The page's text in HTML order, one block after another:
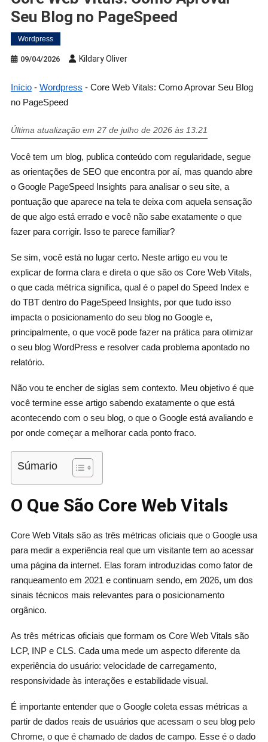
Seu Blog no PageSpeed
Wordpress
09/04/2026 Kildary Oliver
Início- Wordpress - Core Web Vitals: Como Aprovar Seu Blog
no PageSpeed
Última atualização em 27 de julho de 2026 às 13:21
Você tem um blog, publica conteúdo com regularidade, segue
as orientações de SEO que encontra por aí, mas quando abre
o Google PageSpeed Insights para analisar o seu site, a
pontuação que aparece na tela te deixa com aquela sensação
de que algo está errado e você não sabe exatamente o que
fazer para corrigir. Isso te parece familiar?
Se sim, você está no lugar certo. Neste artigo eu vou te
explicar de forma clara e direta o que são os Core Web Vitals,
o que cada métrica significa, qual é o papel do Speed Index e
do TBT dentro do PageSpeed Insights, por que tudo isso
impacta o posicionamento do seu blog no Google e,
principalmente, o que você pode fazer na prática para otimizar
o seu blog WordPress e resolver cada problema apontado no
relatório.
Não vou te encher de siglas sem contexto. Meu objetivo é que
você termine esse artigo sabendo exatamente o que está
acontecendo com o seu blog, o que o Google está avaliando e
por onde começar a melhorar cada ponto fraco.
Súmario
O Que São Core Web Vitals
Core Web Vitals são as três métricas oficiais que o Google usa
para medir a experiência real que um visitante tem ao acessar
uma página da internet. Elas foram introduzidas como fator de
ranqueamento em 2021 e continuam sendo, em 2026, um dos
sinais técnicos mais relevantes para o posicionamento
orgânico.
As três métricas oficiais que formam os Core Web Vitals são
LCP, INP e CLS. Cada uma mede um aspecto diferente da
experiência do usuário: velocidade de carregamento,
responsividade às interações e estabilidade visual.
É importante entender que o Google coleta essas métricas a
partir de dados reais de usuários que acessam o seu blog pelo
Chrome, o que é chamado de dados de campo. Esse é o dado